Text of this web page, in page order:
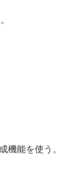
機能を使う。